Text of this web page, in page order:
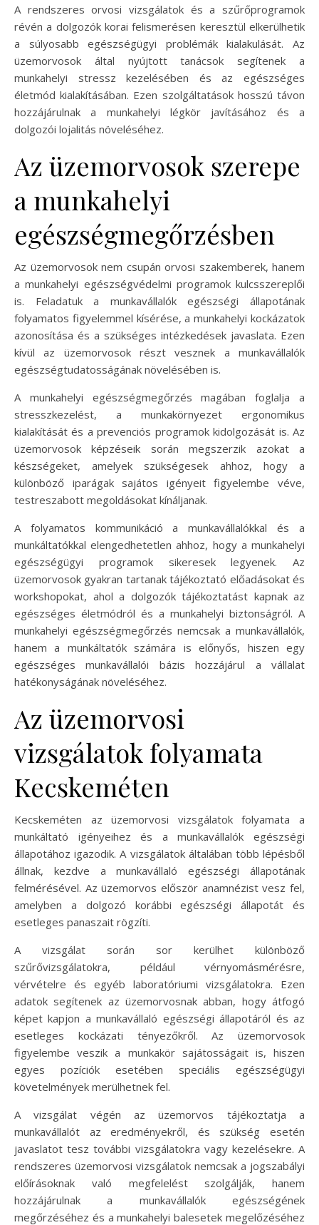
A rendszeres orvosi vizsgálatok és a szűrőprogramok
révén a dolgozók korai felismerésen keresztül elkerülhetik
a súlyosabb egészségügyi problémák kialakulását. Az
üzemorvosok által nyújtott tanácsok segítenek a
munkahelyi stressz kezelésében és az egészséges
életmód kialakításában. Ezen szolgáltatások hosszú távon
hozzájárulnak a munkahelyi légkör javításához és a
dolgozói lojalitás növeléséhez.
Az üzemorvosok szerepe
a munkahelyi
egészségmegőrzésben
Az üzemorvosok nem csupán orvosi szakemberek, hanem
a munkahelyi egészségvédelmi programok kulcsszereplői
is. Feladatuk a munkavállalók egészségi állapotának
folyamatos figyelemmel kísérése, a munkahelyi kockázatok
azonosítása és a szükséges intézkedések javaslata. Ezen
kívül az üzemorvosok részt vesznek a munkavállalók
egészségtudatosságának növelésében is.
A munkahelyi egészségmegőrzés magában foglalja a
stresszkezelést, a munkakörnyezet ergonomikus
kialakítását és a prevenciós programok kidolgozását is. Az
üzemorvosok képzéseik során megszerzik azokat a
készségeket, amelyek szükségesek ahhoz, hogy a
különböző iparágak sajátos igényeit figyelembe véve,
testreszabott megoldásokat kínáljanak.
A folyamatos kommunikáció a munkavállalókkal és a
munkáltatókkal elengedhetetlen ahhoz, hogy a munkahelyi
egészségügyi programok sikeresek legyenek. Az
üzemorvosok gyakran tartanak tájékoztató előadásokat és
workshopokat, ahol a dolgozók tájékoztatást kapnak az
egészséges életmódról és a munkahelyi biztonságról. A
munkahelyi egészségmegőrzés nemcsak a munkavállalók,
hanem a munkáltatók számára is előnyős, hiszen egy
egészséges munkavállalói bázis hozzájárul a vállalat
hatékonyságának növeléséhez.
Az üzemorvosi
vizsgálatok folyamata
Kecskeméten
Kecskeméten az üzemorvosi vizsgálatok folyamata a
munkáltató igényeihez és a munkavállalók egészségi
állapotához igazodik. A vizsgálatok általában több lépésből
állnak, kezdve a munkavállaló egészségi állapotának
felmérésével. Az üzemorvos először anamnézist vesz fel,
amelyben a dolgozó korábbi egészségi állapotát és
esetleges panaszait rögzíti.
A vizsgálat során sor kerülhet különböző
szűrővizsgálatokra, például vérnyomásmérésre,
vérvételre és egyéb laboratóriumi vizsgálatokra. Ezen
adatok segítenek az üzemorvosnak abban, hogy átfogó
képet kapjon a munkavállaló egészségi állapotáról és az
esetleges kockázati tényezőkről. Az üzemorvosok
figyelembe veszik a munkakör sajátosságait is, hiszen
egyes pozíciók esetében speciális egészségügyi
követelmények merülhetnek fel.
A vizsgálat végén az üzemorvos tájékoztatja a
munkavállalót az eredményekről, és szükség esetén
javaslatot tesz további vizsgálatokra vagy kezelésekre. A
rendszeres üzemorvosi vizsgálatok nemcsak a jogszabályi
előírásoknak való megfelelést szolgálják, hanem
hozzájárulnak a munkavállalók egészségének
megőrzéséhez és a munkahelyi balesetek megelőzéséhez